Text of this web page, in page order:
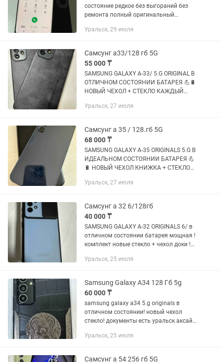
состояние редкое без выгораний без
ремонта полный оригинальный
батарея держит отлично каспий
аксай...
Уральск, 29 июля
Самсунг а33/128 гб 5G
55 000 ₸
SAMSUNG GALAXY A-33/ 5.G ORIGINAL В
ОТЛИЧНОМ СОСТОЯНИИ БАТАРЕЯ 💪🔋
НОВЫЙ ЧЕХОЛ + СТЕКЛО КАЖДЫЙ
РАССРОЧКА 00-12/ КАСПИЙ РЭД
Уральск, 27 июля
Самсунг а 35 / 128.гб 5G
68 000 ₸
SAMSUNG GALAXY A-35 ORIGINALS 5.G В
ИДЕАЛЬНОМ СОСТОЯНИИ БАТАРЕЯ 💪
🔋 НОВЫЙ ЧЕХОЛ КНИЖКА + СТЕКЛО
КАСПИЙ РАССРОЧКА
Уральск, 27 июля
Самсунг а 32 6/128гб
40 000 ₸
SAMSUNG GALAXY A-32 ORIGINALS 6/ в
отличном состоянии батарея мощная !
комплект новые стекло + чехол доки !
Уральск, 25 июля
Samsung Galaxy А34 128 Гб 5g
60 000 ₸
samsung galaxy a34 5.g originals в
отличном состоянии! новый чехол
стекло! документы есть уральск аксай
каспий ред
Уральск, 25 июля
Самсунг а 54 256 гб 5G